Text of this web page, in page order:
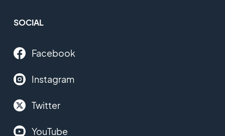
SOCIAL
Facebook
Instagram
Twitter
YouTube